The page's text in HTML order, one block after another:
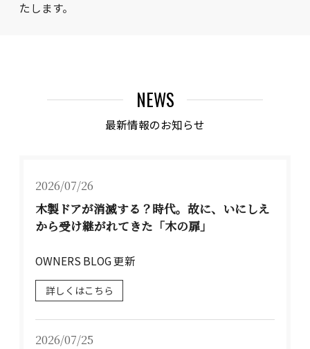
たします。
NEWS
最新情報のお知らせ
2026/07/26
木製ドアが消滅する？時代。故に、いにしえ
から受け継がれてきた「木の扉」
OWNERS BLOG 更新
詳しくはこちら
2026/07/25